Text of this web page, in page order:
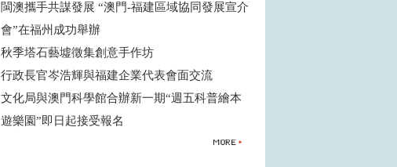
閩澳攜手共謀發展 “澳門-福建區域協同發展宣介
會”在福州成功舉辦
秋季塔石藝墟徵集創意手作坊
行政長官岑浩輝與福建企業代表會面交流
文化局與澳門科學館合辦新一期“週五科普繪本
遊樂園”即日起接受報名